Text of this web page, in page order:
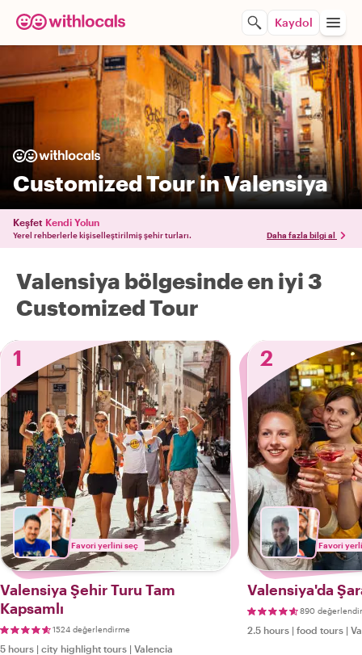
Kaydol
Customized Tour in Valensiya
Keşfet Kendi Yolun
Yerel rehberlerle kişiselleştirilmiş şehir turları. Daha fazla bilgi al
Valensiya bölgesinde en iyi 3
Customized Tour
1
Favori yerlini seç
Valensiya Şehir Turu Tam
Kapsamlı
1524 değerlendirme
5 hours | city highlight tours | Valencia
2
Favori
Valensiya'da
890
2.5 hours | food tours |